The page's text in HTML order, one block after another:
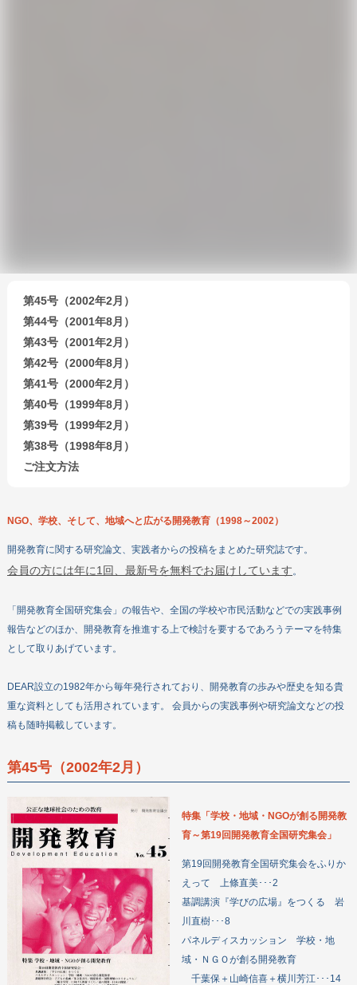
会員になる
寄付する
ボランティアをする
企業・団体の皆さまへ
DEARについて
教材・出版物
機関誌
第45号（2002年2月）
第44号（2001年8月）
第43号（2001年2月）
第42号（2000年8月）
第41号（2000年2月）
第40号（1999年8月）
第39号（1999年2月）
第38号（1998年8月）
ご注文方法
NGO、学校、そして、地域へと広がる開発教育（1998～2002）
開発教育に関する研究論文、実践者からの投稿をまとめた研究誌です。
会員の方には年に1回、最新号を無料でお届けしています。
「開発教育全国研究集会」の報告や、全国の学校や市民活動などでの実践事例
報告などのほか、開発教育を推進する上で検討を要するであろうテーマを特集
として取りあげています。
DEAR設立の1982年から毎年発行されており、開発教育の歩みや歴史を知る貴
重な資料としても活用されています。 会員からの実践事例や研究論文などの投
稿も随時掲載しています。
第45号（2002年2月）
特集「学校・地域・NGOが創る開発教
育～第19回開発教育全国研究集会」
第19回開発教育全国研究集会をふりか
えって 上條直美･･･2
基調講演『学びの広場』をつくる 岩
川直樹･･･8
パネルディスカッション 学校・地
域・ＮＧＯが創る開発教育
千葉保＋山崎信喜＋横川芳江･･･14